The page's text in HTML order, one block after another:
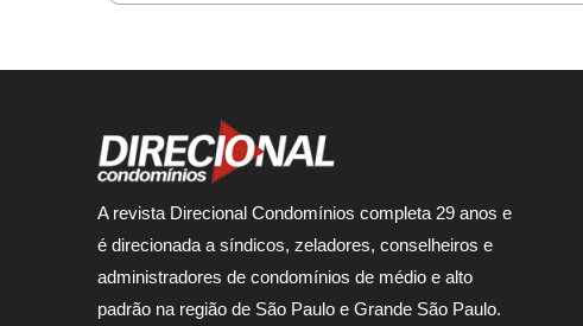
A revista Direcional Condomínios completa 29 anos e
é direcionada a síndicos, zeladores, conselheiros e
administradores de condomínios de médio e alto
padrão na região de São Paulo e Grande São Paulo.